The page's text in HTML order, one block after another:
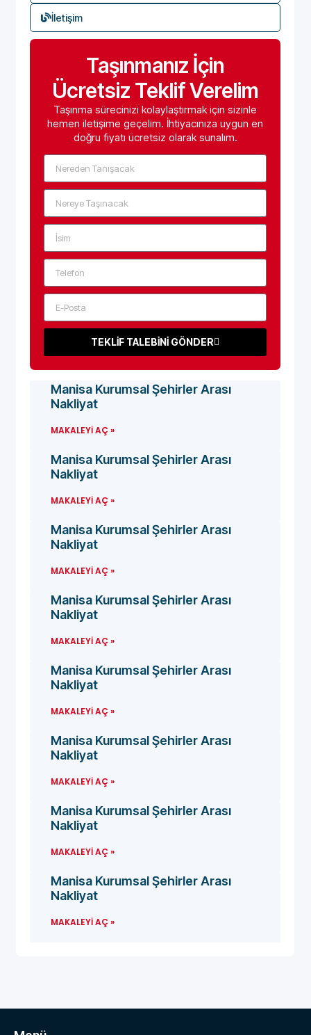
İletişim
Taşınmanız İçin
Ücretsiz Teklif Verelim
Taşınma sürecinizi kolaylaştırmak için sizinle
hemen iletişime geçelim. İhtiyacınıza uygun en
doğru fiyatı ücretsiz olarak sunalım.
TEKLİF TALEBİNİ GÖNDER
Manisa Kurumsal Şehirler Arası
Nakliyat
MAKALEYI AÇ »
Manisa Kurumsal Şehirler Arası
Nakliyat
MAKALEYI AÇ »
Manisa Kurumsal Şehirler Arası
Nakliyat
MAKALEYI AÇ »
Manisa Kurumsal Şehirler Arası
Nakliyat
MAKALEYI AÇ »
Manisa Kurumsal Şehirler Arası
Nakliyat
MAKALEYI AÇ »
Manisa Kurumsal Şehirler Arası
Nakliyat
MAKALEYI AÇ »
Manisa Kurumsal Şehirler Arası
Nakliyat
MAKALEYI AÇ »
Manisa Kurumsal Şehirler Arası
Nakliyat
MAKALEYI AÇ »